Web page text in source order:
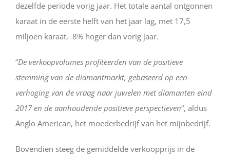
dezelfde periode vorig jaar. Het totale aantal ontgonnen
karaat in de eerste helft van het jaar lag, met 17,5
miljoen karaat, 8% hoger dan vorig jaar.
“De verkoopvolumes profiteerden van de positieve
stemming van de diamantmarkt, gebaseerd op een
verhoging van de vraag naar juwelen met diamanten eind
2017 en de aanhoudende positieve perspectieven“, aldus
Anglo American, het moederbedrijf van het mijnbedrijf.
Bovendien steeg de gemiddelde verkoopprijs in de